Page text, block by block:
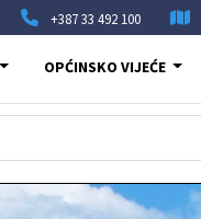
+387 33 492 100
OPĆINSKO VIJEĆE